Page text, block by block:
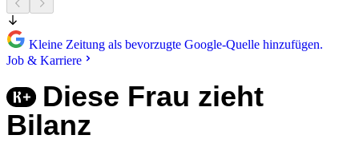
Kleine Zeitung als bevorzugte Google-Quelle hinzufügen.
Job & Karriere
Diese Frau zieht
Bilanz